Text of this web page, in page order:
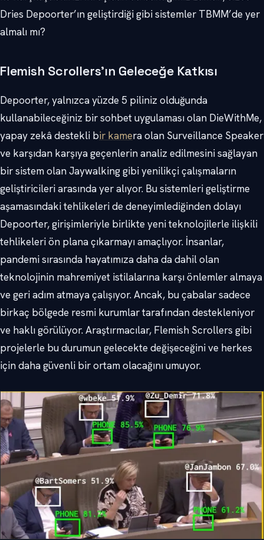
Dries Depoorter’ın geliştirdiği gibi sistemler TBMM’de yer
almalı mı?
Flemish Scrollers’ın Geleceğe Katkısı
Depoorter, yalnızca yüzde 5 piliniz olduğunda
kullanabileceğiniz bir sohbet uygulaması olan DieWithMe,
yapay zekâ destekli bir kamera olan Surveillance Speaker
ve karşıdan karşıya geçenlerin analiz edilmesini sağlayan
bir sistem olan Jaywalking gibi yenilikçi çalışmaların
geliştiricileri arasında yer alıyor. Bu sistemleri geliştirme
aşamasındaki tehlikeleri de deneyimlediğinden dolayı
Depoorter, girişimleriyle birlikte yeni teknolojilerle ilişkili
tehlikeleri ön plana çıkarmayı amaçlıyor. İnsanlar,
pandemi sırasında hayatımıza daha da dahil olan
teknolojinin mahremiyet istilalarına karşı önlemler almaya
ve geri adım atmaya çalışıyor. Ancak, bu çabalar sadece
birkaç bölgede resmi kurumlar tarafından destekleniyor
ve haklı görülüyor. Araştırmacılar, Flemish Scrollers gibi
projelerle bu durumun gelecekte değişeceğini ve herkes
için daha güvenli bir ortam olacağını umuyor.